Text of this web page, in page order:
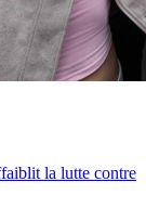
la lutte contre